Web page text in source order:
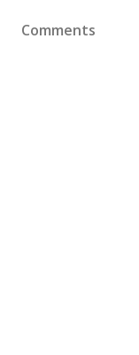
Comments